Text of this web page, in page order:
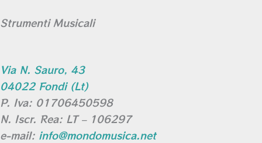
Strumenti Musicali
Via N. Sauro, 43
04022 Fondi (Lt)
P. Iva: 01706450598
N. Iscr. Rea: LT – 106297
e-mail: info@mondomusica.net